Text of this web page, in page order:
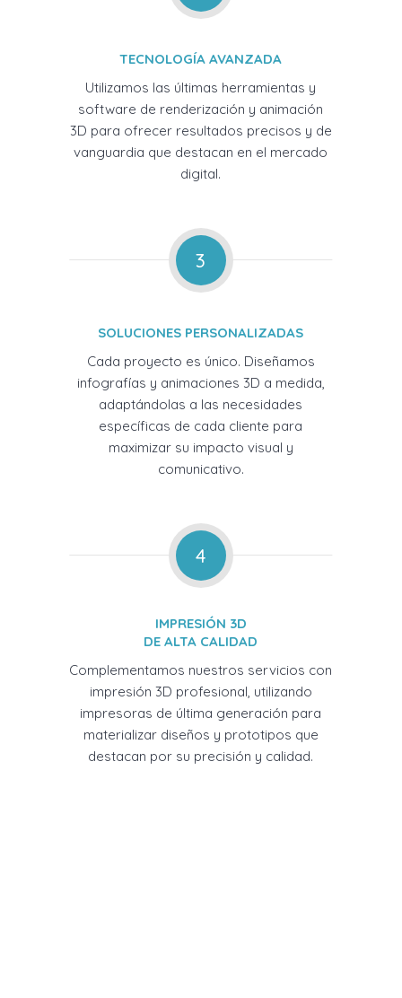
TECNOLOGÍA AVANZADA
Utilizamos las últimas herramientas y
software de renderización y animación
3D para ofrecer resultados precisos y de
vanguardia que destacan en el mercado
digital.
3
SOLUCIONES PERSONALIZADAS
Cada proyecto es único. Diseñamos
infografías y animaciones 3D a medida,
adaptándolas a las necesidades
específicas de cada cliente para
maximizar su impacto visual y
comunicativo.
4
IMPRESIÓN 3D
DE ALTA CALIDAD
Complementamos nuestros servicios con
impresión 3D profesional, utilizando
impresoras de última generación para
materializar diseños y prototipos que
destacan por su precisión y calidad.